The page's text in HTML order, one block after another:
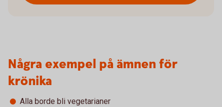
Några exempel på ämnen för
krönika
Alla borde bli vegetarianer